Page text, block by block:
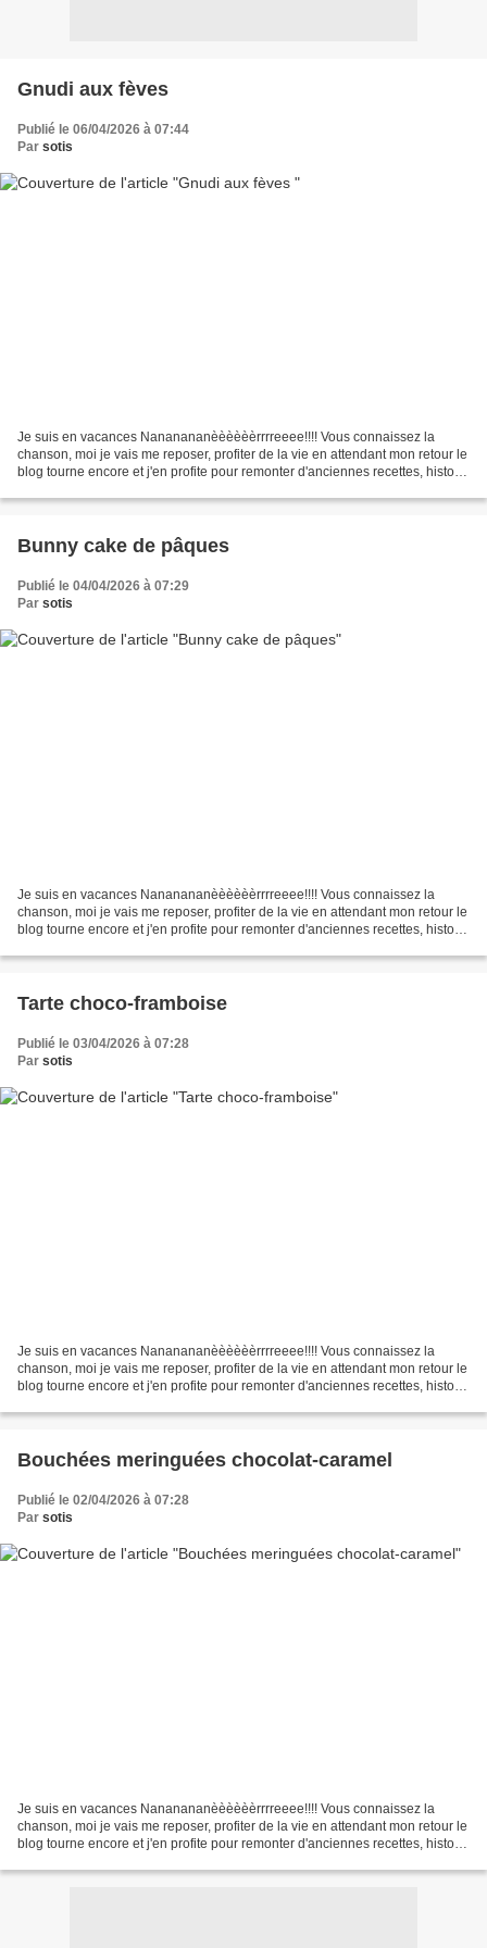
Gnudi aux fèves
Publié le 06/04/2026 à 07:44
Par sotis
Je suis en vacances Nananananèèèèèèrrrreeee!!!! Vous connaissez la
chanson, moi je vais me reposer, profiter de la vie en attendant mon retour le
blog tourne encore et j'en profite pour remonter d'anciennes recettes, histoire
Bunny cake de pâques
Publié le 04/04/2026 à 07:29
Par sotis
Je suis en vacances Nananananèèèèèèrrrreeee!!!! Vous connaissez la
chanson, moi je vais me reposer, profiter de la vie en attendant mon retour le
blog tourne encore et j'en profite pour remonter d'anciennes recettes, histoire
Tarte choco-framboise
Publié le 03/04/2026 à 07:28
Par sotis
Je suis en vacances Nananananèèèèèèrrrreeee!!!! Vous connaissez la
chanson, moi je vais me reposer, profiter de la vie en attendant mon retour le
blog tourne encore et j'en profite pour remonter d'anciennes recettes, histoire
Bouchées meringuées chocolat-caramel
Publié le 02/04/2026 à 07:28
Par sotis
Je suis en vacances Nananananèèèèèèrrrreeee!!!! Vous connaissez la
chanson, moi je vais me reposer, profiter de la vie en attendant mon retour le
blog tourne encore et j'en profite pour remonter d'anciennes recettes, histoire